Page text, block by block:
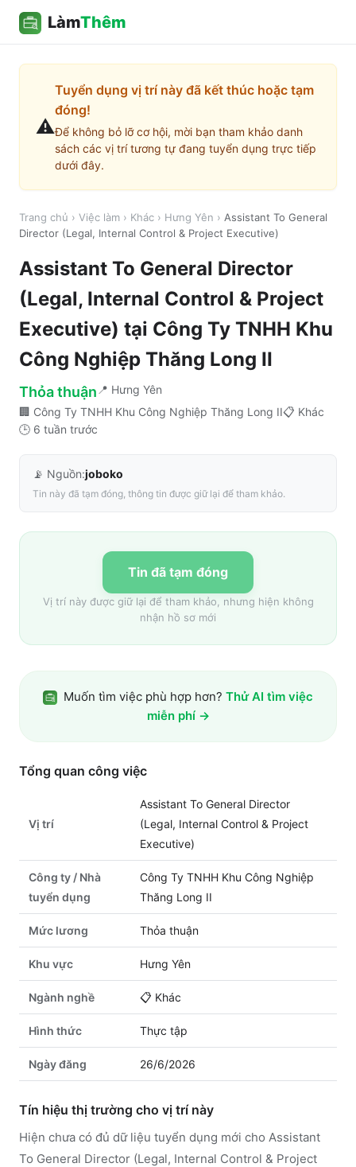
LàmThêm
⚠️
Tuyển dụng vị trí này đã kết thúc hoặc tạm
đóng!
Để không bỏ lỡ cơ hội, mời bạn tham khảo danh
sách các vị trí tương tự đang tuyển dụng trực tiếp
dưới đây.
Trang chủ › Việc làm › Khác › Hưng Yên › Assistant To General
Director (Legal, Internal Control & Project Executive)
Assistant To General Director
(Legal, Internal Control & Project
Executive) tại Công Ty TNHH Khu
Công Nghiệp Thăng Long II
Thỏa thuận 📍 Hưng Yên
🏢 Công Ty TNHH Khu Công Nghiệp Thăng Long II📋 Khác
🕒 6 tuần trước
📡 Nguồn:joboko
Tin này đã tạm đóng, thông tin được giữ lại để tham khảo.
Tin đã tạm đóng
Vị trí này được giữ lại để tham khảo, nhưng hiện không
nhận hồ sơ mới
Muốn tìm việc phù hợp hơn? Thử AI tìm việc
miễn phí →
Tổng quan công việc
Vị trí
Assistant To General Director
(Legal, Internal Control & Project
Executive)
Công ty / Nhà
tuyển dụng
Công Ty TNHH Khu Công Nghiệp
Thăng Long II
Mức lương Thỏa thuận
Khu vực Hưng Yên
Ngành nghề 📋 Khác
Hình thức Thực tập
Ngày đăng 26/6/2026
Tín hiệu thị trường cho vị trí này
Hiện chưa có đủ dữ liệu tuyển dụng mới cho Assistant
To General Director (Legal, Internal Control & Project